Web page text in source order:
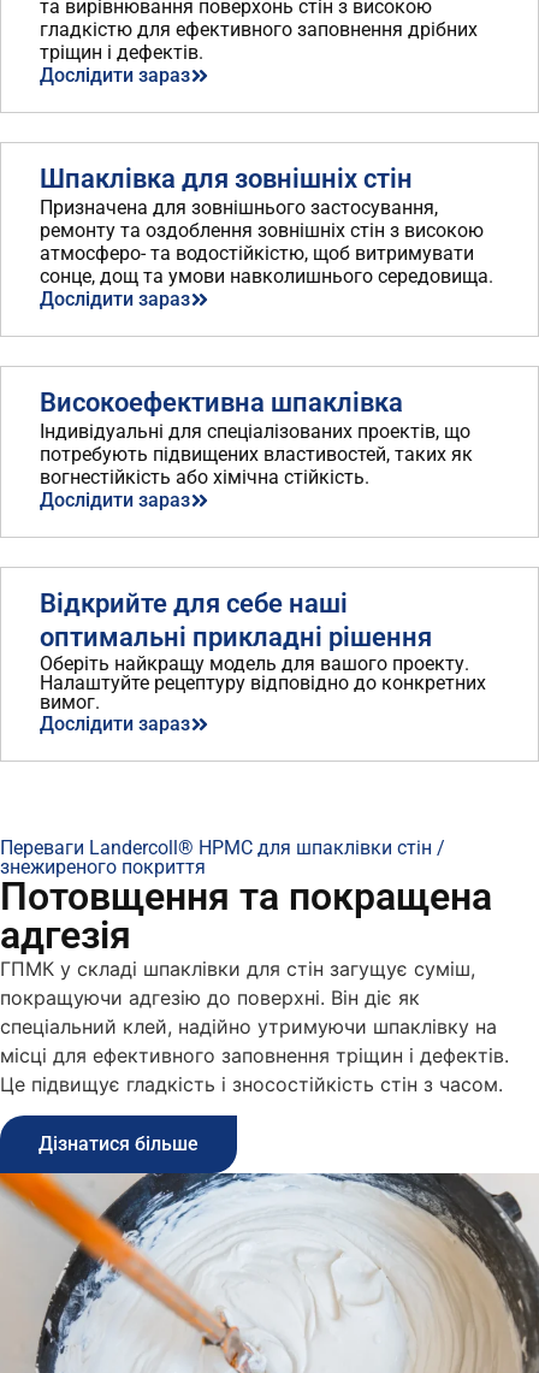
та вирівнювання поверхонь стін з високою
гладкістю для ефективного заповнення дрібних
тріщин і дефектів.
Дослідити зараз
Шпаклівка для зовнішніх стін
Призначена для зовнішнього застосування,
ремонту та оздоблення зовнішніх стін з високою
атмосферо- та водостійкістю, щоб витримувати
сонце, дощ та умови навколишнього середовища.
Дослідити зараз
Високоефективна шпаклівка
Індивідуальні для спеціалізованих проектів, що
потребують підвищених властивостей, таких як
вогнестійкість або хімічна стійкість.
Дослідити зараз
Відкрийте для себе наші
оптимальні прикладні рішення
Оберіть найкращу модель для вашого проекту.
Налаштуйте рецептуру відповідно до конкретних
вимог.
Дослідити зараз
Переваги Landercoll® HPMC для шпаклівки стін /
знежиреного покриття
Потовщення та покращена
адгезія
ГПМК у складі шпаклівки для стін загущує суміш,
покращуючи адгезію до поверхні. Він діє як
спеціальний клей, надійно утримуючи шпаклівку на
місці для ефективного заповнення тріщин і дефектів.
Це підвищує гладкість і зносостійкість стін з часом.
Дізнатися більше